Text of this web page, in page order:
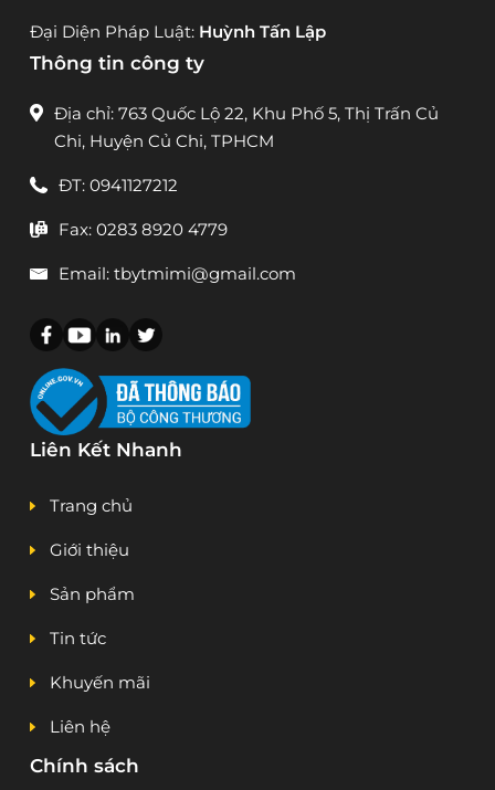
Đại Diện Pháp Luật:Huỳnh Tấn Lập
Thông tin công ty
Địa chỉ: 763 Quốc Lộ 22, Khu Phố 5, Thị Trấn Củ
Chi, Huyện Củ Chi, TPHCM
ĐT: 0941127212
Fax: 0283 8920 4779
Email: tbytmimi@gmail.com
Liên Kết Nhanh
Trang chủ
Giới thiệu
Sản phẩm
Tin tức
Khuyến mãi
Liên hệ
Chính sách